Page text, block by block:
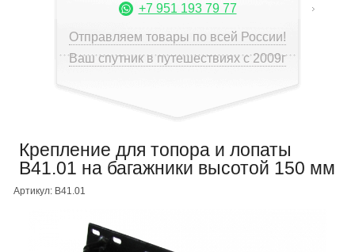
+7 951 193 79 77
Отправляем товары по всей России!
Ваш спутник в путешествиях с 2009г
Крепление для топора и лопаты
B41.01 на багажники высотой 150 мм
Артикул: B41.01